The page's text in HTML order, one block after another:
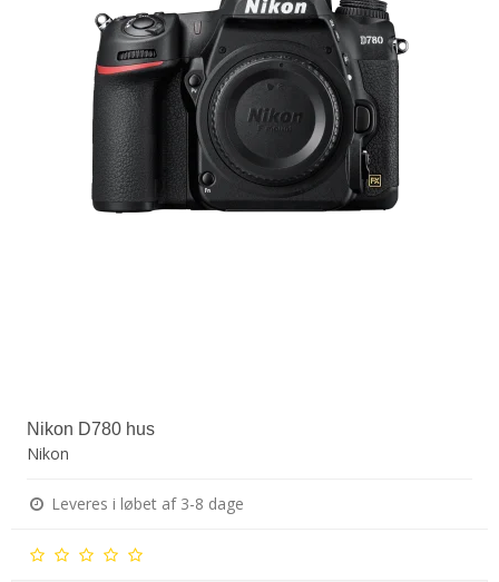
Nikon D780 hus
Nikon
Leveres i løbet af 3-8 dage